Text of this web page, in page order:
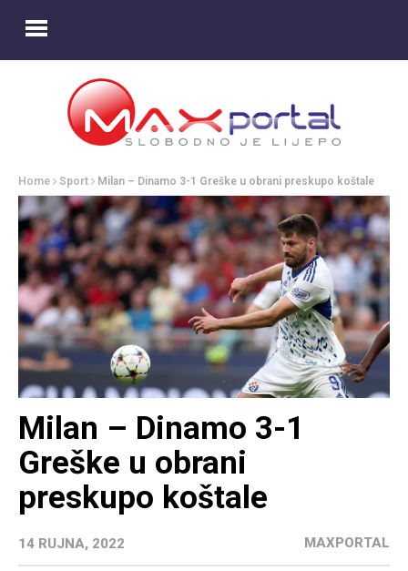
Home Sport Milan – Dinamo 3-1 Greške u obrani preskupo koštale
Milan – Dinamo 3-1
Greške u obrani
preskupo koštale
14 RUJNA, 2022 MAXPORTAL